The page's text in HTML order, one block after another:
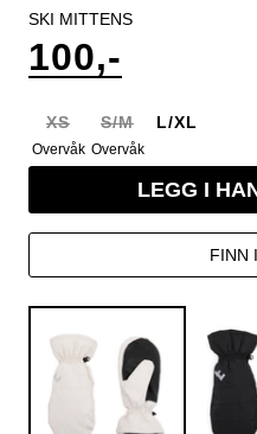
SKI MITTENS
100,-
XS
Overvåk
S/M
Overvåk
L/XL
LEGG I
FINN